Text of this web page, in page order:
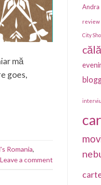
mă
goes,
Romania,
Leave a comment
Andra
review
City
interviu